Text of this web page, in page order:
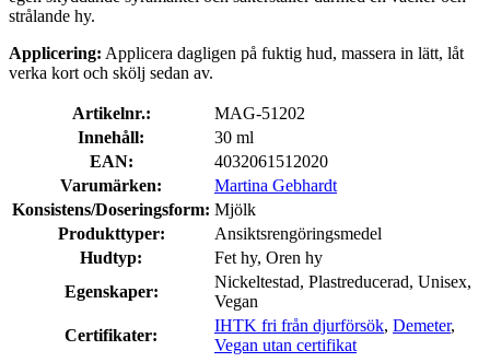
strålande hy.
Applicering: Applicera dagligen på fuktig hud, massera in lätt, låt
verka kort och skölj sedan av.
Artikelnr.:
MAG-51202
Innehåll:
30 ml
EAN:
4032061512020
Varumärken:
Martina Gebhardt
Konsistens/Doseringsform: Mjölk
Produkttyper:
Ansiktsrengöringsmedel
Hudtyp:
Fet hy, Oren hy
Egenskaper:
Nickeltestad, Plastreducerad, Unisex,
Vegan
Certifikater:
IHTK fri från djurförsök, Demeter,
Vegan utan certifikat